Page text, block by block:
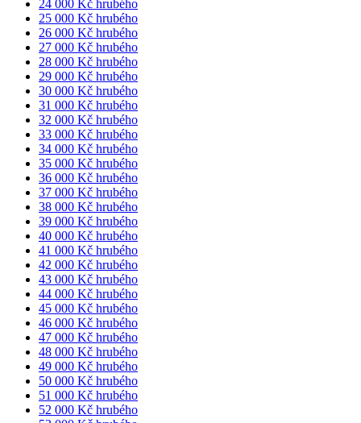
24 000 Kč hrubého
25 000 Kč hrubého
26 000 Kč hrubého
27 000 Kč hrubého
28 000 Kč hrubého
29 000 Kč hrubého
30 000 Kč hrubého
31 000 Kč hrubého
32 000 Kč hrubého
33 000 Kč hrubého
34 000 Kč hrubého
35 000 Kč hrubého
36 000 Kč hrubého
37 000 Kč hrubého
38 000 Kč hrubého
39 000 Kč hrubého
40 000 Kč hrubého
41 000 Kč hrubého
42 000 Kč hrubého
43 000 Kč hrubého
44 000 Kč hrubého
45 000 Kč hrubého
46 000 Kč hrubého
47 000 Kč hrubého
48 000 Kč hrubého
49 000 Kč hrubého
50 000 Kč hrubého
51 000 Kč hrubého
52 000 Kč hrubého